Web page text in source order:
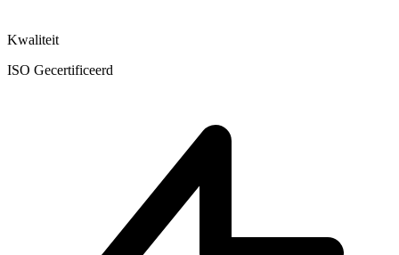
Kwaliteit
ISO Gecertificeerd